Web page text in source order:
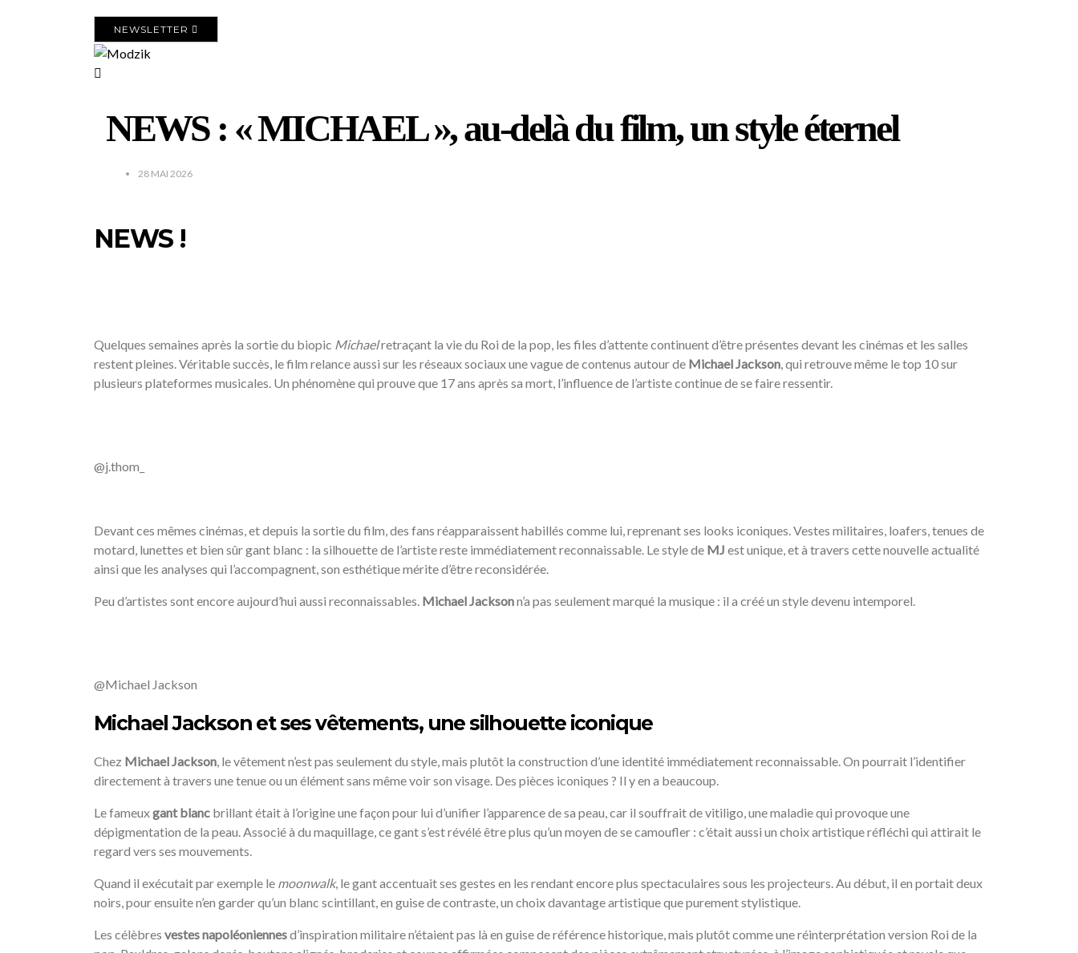
NEWSLETTER
NEWS : « MICHAEL », au-delà du film, un style éternel
28 MAI 2026
NEWS !
Quelques semaines après la sortie du biopic Michaelretraçant la vie du Roi de la pop, les files d’attente continuent d’être présentes devant les cinémas et les salles
restent pleines. Véritable succès, le film relance aussi sur les réseaux sociaux une vague de contenus autour de MichaelJackson, qui retrouve même le top 10 sur
plusieurs plateformes musicales. Un phénomène qui prouve que 17 ans après sa mort, l’influence de l’artiste continue de se faire ressentir.
@j.thom_
Devant ces mêmes cinémas, et depuis la sortie du film, des fans réapparaissent habillés comme lui, reprenant ses looks iconiques. Vestes militaires, loafers, tenues de
motard, lunettes et bien sûr gant blanc : la silhouette de l’artiste reste immédiatement reconnaissable. Le style de MJ est unique, et à travers cette nouvelle actualité
ainsi que les analyses qui l’accompagnent, son esthétique mérite d’être reconsidérée.
Peu d’artistes sont encore aujourd’hui aussi reconnaissables. MichaelJacksonn’a pas seulement marqué la musique : il a créé un style devenu intemporel.
@Michael Jackson
Michael Jackson et ses vêtements, une silhouette iconique
Chez Michael Jackson, le vêtement n’est pas seulement du style, mais plutôt la construction d’une identité immédiatement reconnaissable. On pourrait l’identifier
directement à travers une tenue ou un élément sans même voir son visage. Des pièces iconiques ? Il y en a beaucoup.
Le fameuxgant blanc brillant était à l’origine une façon pour lui d’unifier l’apparence de sa peau, car il souffrait de vitiligo, une maladie qui provoque une
dépigmentation de la peau. Associé à du maquillage, ce gant s’est révélé être plus qu’un moyen de se camoufler : c’était aussi un choix artistique réfléchi qui attirait le
regard vers ses mouvements.
Quand il exécutait par exemple le moonwalk, le gant accentuait ses gestes en les rendant encore plus spectaculaires sous les projecteurs. Au début, il en portait deux
noirs, pour ensuite n’en garder qu’un blanc scintillant, en guise de contraste, un choix davantage artistique que purement stylistique.
Les célèbres vestes napoléoniennesd’inspiration militaire n’étaient pas là en guise de référence historique, mais plutôt comme une réinterprétation version Roi de la